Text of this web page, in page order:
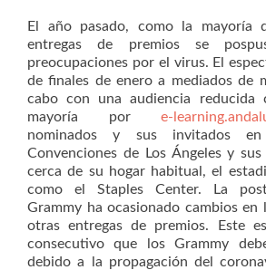
El año pasado, como la mayoría
entregas de premios se
preocupaciones por el virus. El
de finales de enero a mediados de
cabo con una audiencia reducida
mayoría por e-
nominados y sus invitados
Convenciones de Los Ángeles y
cerca de su hogar habitual, el
como el Staples Center. La
Grammy ha ocasionado cambios en
otras entregas de premios. Este
consecutivo que los Grammy
debido a la propagación del